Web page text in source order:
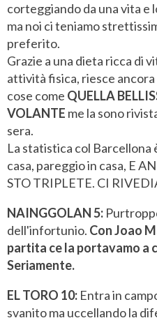
corteggiando da una vita e
ma noi ci teniamo
preferito.
Grazie a una dieta ricca di
attività fisica, riesce
cose come QUELLA
VOLANTE me la sono
sera.
La statistica col
casa, pareggio in casa, E
STO TRIPLETE. CI
NAINGGOLAN 5:
dell'infortunio. Con Joao
partita ce la portavamo a
Seriamente.
EL TORO 10: Entra in
svanito ma uccellando la